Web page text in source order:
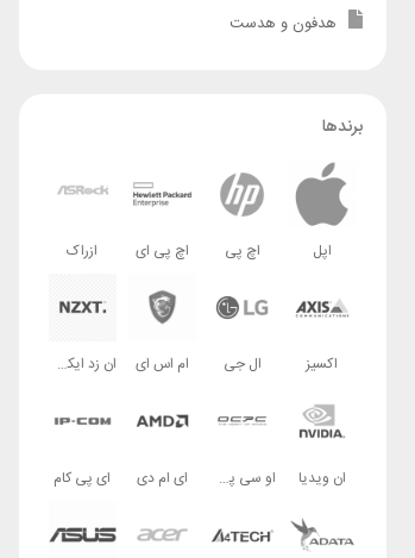
هدفون و هدست
برندها
اپل اچ پی اچ پی ای ازراک
اکسیز ال جی ام اس ای ان زد ایکس تی
ان ویدیا او سی پی سی ای ام دی ای پی کام